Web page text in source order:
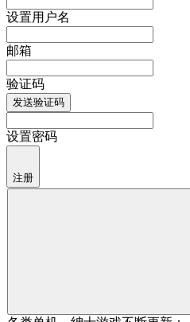
设置用户名
邮箱
验证码
发送验证码
设置密码
注册